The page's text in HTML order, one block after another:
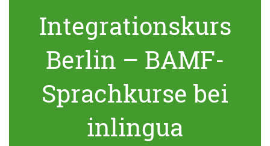
Integrationskurs
Berlin – BAMF-
Sprachkurse bei
inlingua